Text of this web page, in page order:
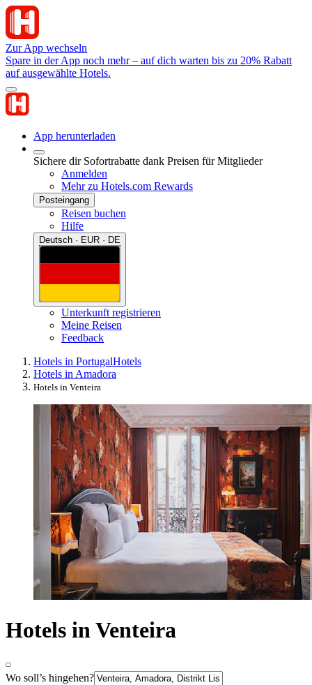
Zur App wechseln
Spare in der App noch mehr – auf dich warten bis zu 20% Rabatt
auf ausgewählte Hotels.
App herunterladen
Sichere dir Sofortrabatte dank Preisen für Mitglieder
Anmelden
Mehr zu Hotels.com Rewards
Posteingang
Reisen buchen
Hilfe
Deutsch · EUR · DE
Unterkunft registrieren
Meine Reisen
Feedback
Hotels in PortugalHotels
Hotels in Amadora
Hotels in Venteira
Hotels in Venteira
Wo soll’s hingehen?